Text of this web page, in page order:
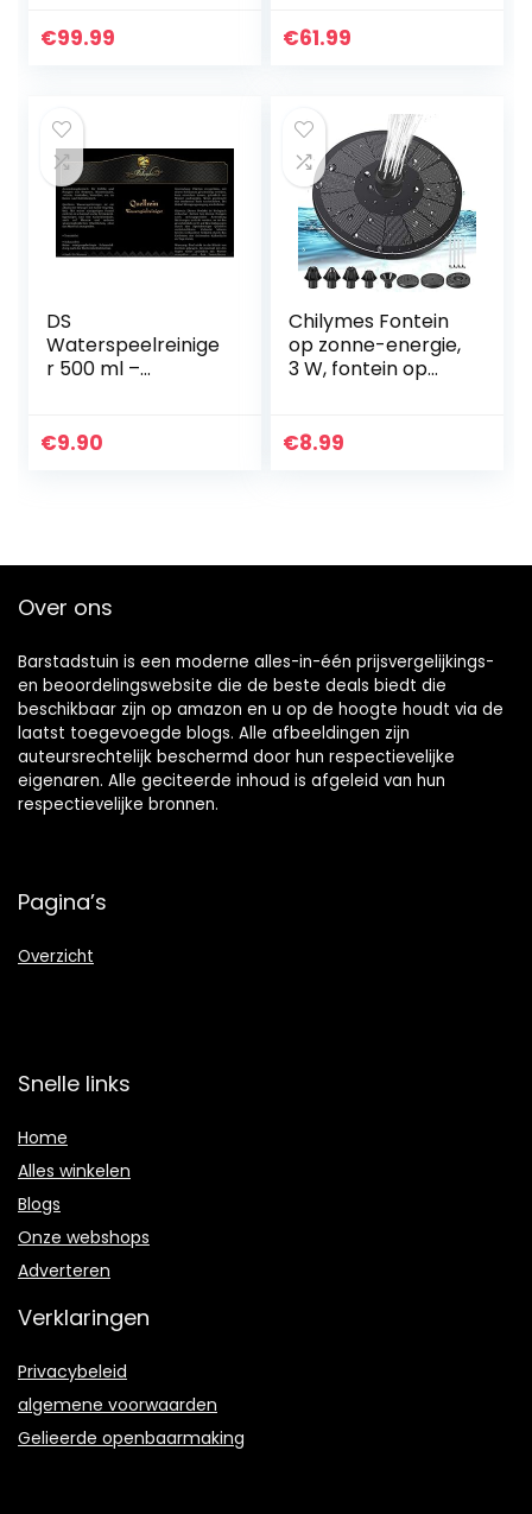
terracotta vaten,
€99.99 €61.99
DS
Waterspeelreinige
r 500 ml –
kamerfontein
€9.90
Chilymes Fontein
op zonne-energie,
3 W, fontein op
fontein op zonne-
€8.99
Over ons
Barstadstuin is een moderne alles-in-één prijsvergelijkings-
en beoordelingswebsite die de beste deals biedt die
beschikbaar zijn op amazon en u op de hoogte houdt via de
laatst toegevoegde blogs. Alle afbeeldingen zijn
auteursrechtelijk beschermd door hun respectievelijke
eigenaren. Alle geciteerde inhoud is afgeleid van hun
respectievelijke bronnen.
Pagina’s
Overzicht
Snelle links
Home
Alles winkelen
Blogs
Onze webshops
Adverteren
Verklaringen
Privacybeleid
algemene voorwaarden
Gelieerde openbaarmaking